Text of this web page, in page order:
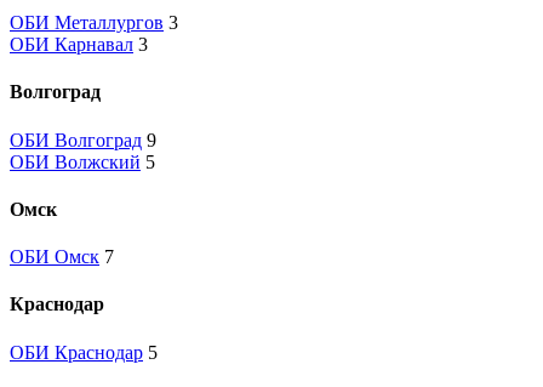
ОБИ Металлургов 3
ОБИ Карнавал 3
Волгоград
ОБИ Волгоград 9
ОБИ Волжский 5
Омск
ОБИ Омск 7
Краснодар
ОБИ Краснодар 5